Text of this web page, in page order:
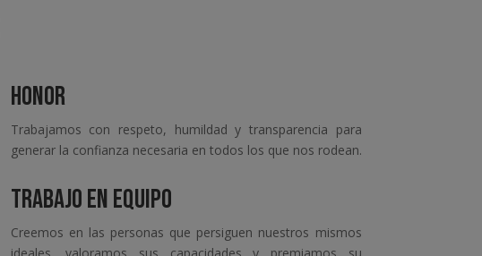
HONOR
Trabajamos con respeto, humildad y transparencia para
generar la confianza necesaria en todos los que nos rodean.
TRABAJO EN EQUIPO
Creemos en las personas que persiguen nuestros mismos